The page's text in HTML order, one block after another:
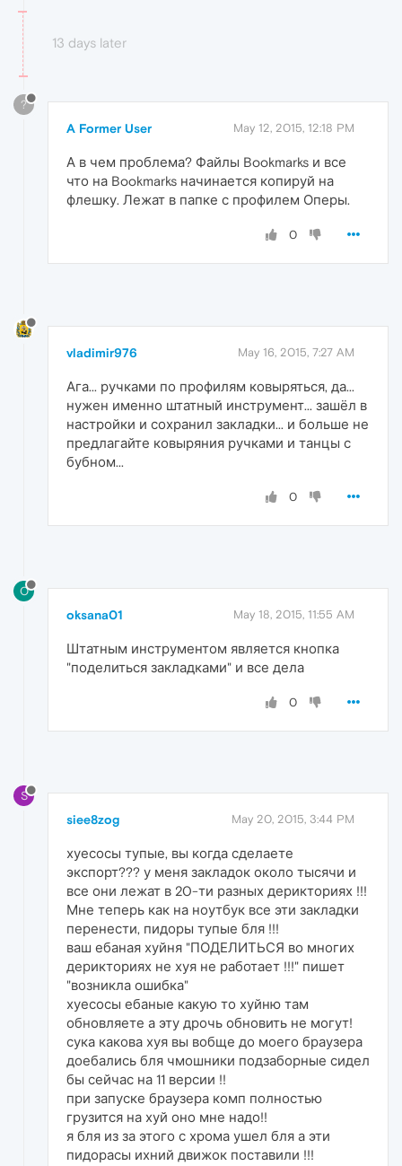
13 days later
?
A Former User May 12, 2015, 12:18 PM
А в чем проблема? Файлы Bookmarks и все
что на Bookmarks начинается копируй на
флешку. Лежат в папке с профилем Оперы.
0
vladimir976 May 16, 2015, 7:27 AM
Ага... ручками по профилям ковыряться, да...
нужен именно штатный инструмент... зашёл в
настройки и сохранил закладки... и больше не
предлагайте ковыряния ручками и танцы с
бубном...
0
O
oksana01 May 18, 2015, 11:55 AM
Штатным инструментом является кнопка
"поделиться закладками" и все дела
0
S
siee8zog May 20, 2015, 3:44 PM
хуесосы тупые, вы когда сделаете
экспорт??? у меня закладок около тысячи и
все они лежат в 20-ти разных дерикториях !!!
Мне теперь как на ноутбук все эти закладки
перенести, пидоры тупые бля !!!
ваш ебаная хуйня "ПОДЕЛИТЬСЯ во многих
дерикториях не хуя не работает !!!" пишет
"возникла ошибка"
хуесосы ебаные какую то хуйню там
обновляете а эту дрочь обновить не могут!
сука какова хуя вы вобще до моего браузера
доебались бля чмошники подзаборные сидел
бы сейчас на 11 версии !!
при запуске браузера комп полностью
грузится на хуй оно мне надо!!
я бля из за этого с хрома ушел бля а эти
пидорасы ихний движок поставили !!!